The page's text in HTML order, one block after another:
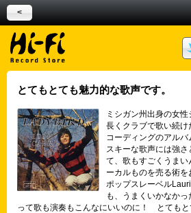
<
とてもとても魅力的な歌声です。
ミシガン州出身の女
長くクラブで歌い続
コーディングのアル
スキーな歌声には強
て、歌もすごくうまい
ーカルものを売る術
ポップスレーベル
も、うまくいかなか
って歌も演奏もこんなにいいのに！ とてもと